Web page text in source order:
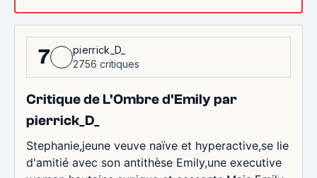
7
pierrick_D_
2756 critiques
Critique de L'Ombre d'Emily par
pierrick_D_
Stephanie,jeune veuve naïve et hyperactive,se lie
d'amitié avec son antithèse Emily,une executive